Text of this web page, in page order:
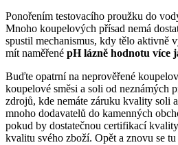
Ponořením testovacího proužku do
Mnoho koupelových přísad nemá
spustil mechanismus, kdy tělo aktivně
mít naměřené pH lázně hodnotu více
Buďte opatrní na neprověřené
koupelové směsi a soli od neznámých
zdrojů, kde nemáte záruku kvality soli
mnoho dodavatelů do kamenných
pokud by dostatečnou certifikací
kvalitu svého zboží. Opět a znovu se